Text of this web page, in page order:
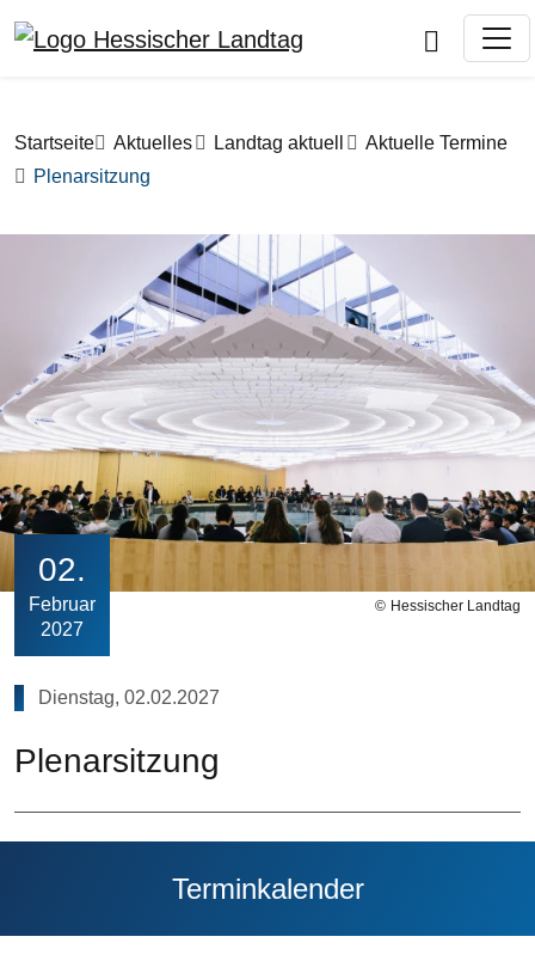
Pfadnavigation
Startseite Aktuelles Landtag aktuell
Aktuelle Termine
Plenarsitzung
Hessischer Landtag
02
Februar
2027
Dienstag, 02.02.2027
Plenarsitzung
Terminkalender